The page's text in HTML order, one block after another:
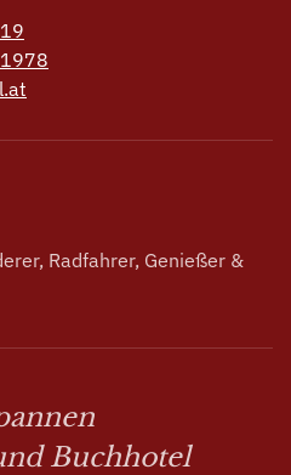
Radfahrer, Genießer &
Buchhotel